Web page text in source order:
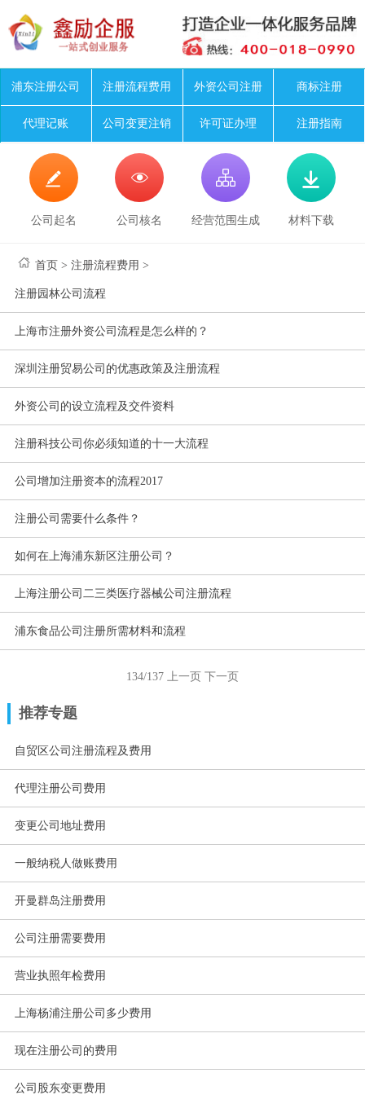
浦东注册公司 注册流程费用 外资公司注册 商标注册
代理记账 公司变更注销 许可证办理 注册指南

公司起名

公司核名

经营范围生成

材料下载
首页 >注册流程费用 >
注册园林公司流程
上海市注册外资公司流程是怎么样的？
深圳注册贸易公司的优惠政策及注册流程
外资公司的设立流程及交件资料
注册科技公司你必须知道的十一大流程
公司增加注册资本的流程2017
注册公司需要什么条件？
如何在上海浦东新区注册公司？
上海注册公司二三类医疗器械公司注册流程
浦东食品公司注册所需材料和流程
134/137 上一页 下一页
推荐专题
自贸区公司注册流程及费用
代理注册公司费用
变更公司地址费用
一般纳税人做账费用
开曼群岛注册费用
公司注册需要费用
营业执照年检费用
上海杨浦注册公司多少费用
现在注册公司的费用
公司股东变更费用